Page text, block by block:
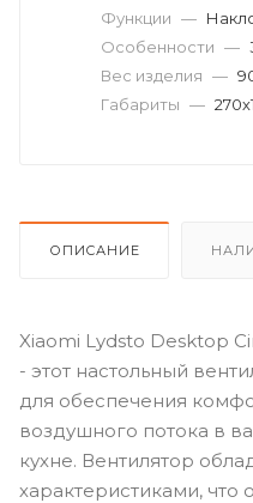
Функции —
Особенности —
Вес изделия —
Габариты —
ОПИСАНИЕ
Xiaomi Lydsto Desktop
- этот настольный
для обеспечения
воздушного потока в
кухне. Вентилятор
характеристиками,